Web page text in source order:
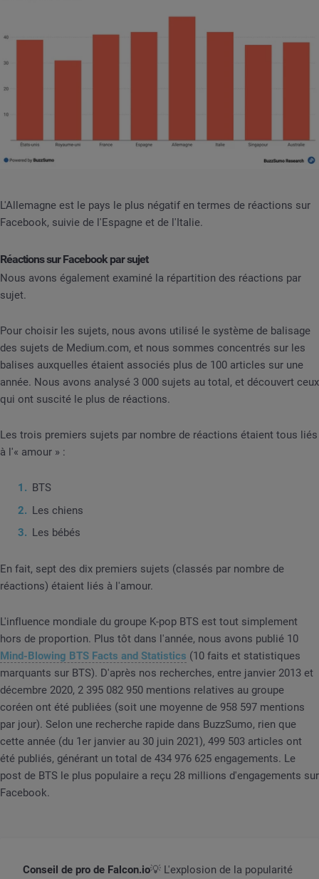
L'Allemagne est le pays le plus négatif en termes de réactions sur
Facebook, suivie de l'Espagne et de l'Italie.
Réactions sur Facebook par sujet
Nous avons également examiné la répartition des réactions par
sujet.
Pour choisir les sujets, nous avons utilisé le système de balisage
des sujets de Medium.com, et nous sommes concentrés sur les
balises auxquelles étaient associés plus de 100 articles sur une
année. Nous avons analysé 3 000 sujets au total, et découvert ceux
qui ont suscité le plus de réactions.
Les trois premiers sujets par nombre de réactions étaient tous liés
à l'« amour » :
BTS
Les chiens
Les bébés
En fait, sept des dix premiers sujets (classés par nombre de
réactions) étaient liés à l'amour.
L'influence mondiale du groupe K-pop BTS est tout simplement
hors de proportion. Plus tôt dans l'année, nous avons publié 10
Mind-Blowing BTS Facts and Statistics (10 faits et statistiques
marquants sur BTS). D'après nos recherches, entre janvier 2013 et
décembre 2020, 2 395 082 950 mentions relatives au groupe
coréen ont été publiées (soit une moyenne de 958 597 mentions
par jour). Selon une recherche rapide dans BuzzSumo, rien que
cette année (du 1er janvier au 30 juin 2021), 499 503 articles ont
été publiés, générant un total de 434 976 625 engagements. Le
post de BTS le plus populaire a reçu 28 millions d'engagements sur
Facebook.
Conseil de pro de Falcon.io💡 L'explosion de la popularité